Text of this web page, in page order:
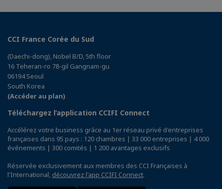
CCI France Corée du Sud
(Daechi-dong), Nobel B/D, 5th floor
16 Teheran-ro 78-gil Gangnam-gu
06194 Seoul
South Korea
(Accéder au plan)
Téléchargez l’application CCIFI Connect
Accélérez votre business grâce au 1er réseau privé d'entreprises
françaises dans 95 pays : 120 chambres | 33 000 entreprises | 4 000
événements | 300 comités | 1 200 avantages exclusifs
Réservée exclusivement aux membres des CCI Françaises à
l'International, découvrez l'app CCIFI Connect.